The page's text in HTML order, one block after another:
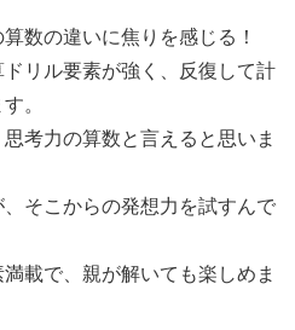
数の違いに焦りを感じる！
リル要素が強く、反復して計
。
考力の算数と言えると思いま
そこからの発想力を試すんで
載で、親が解いても楽しめま